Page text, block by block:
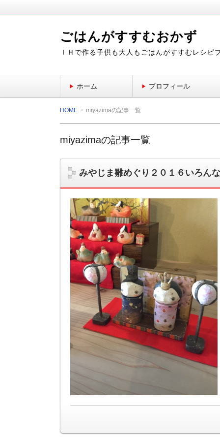
ごはんがすすむおかず
ＩＨで作る子供も大人もごはんがすすむレシピ
ホーム プロフィール
HOME miyazimaの記事一覧
miyazimaの記事一覧
みやじま雛めぐり２０１６いろん